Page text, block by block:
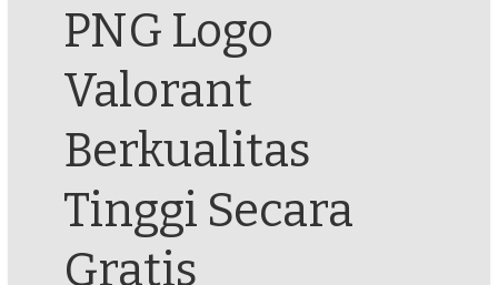
PNG Logo
Valorant
Berkualitas
Tinggi Secara
Gratis